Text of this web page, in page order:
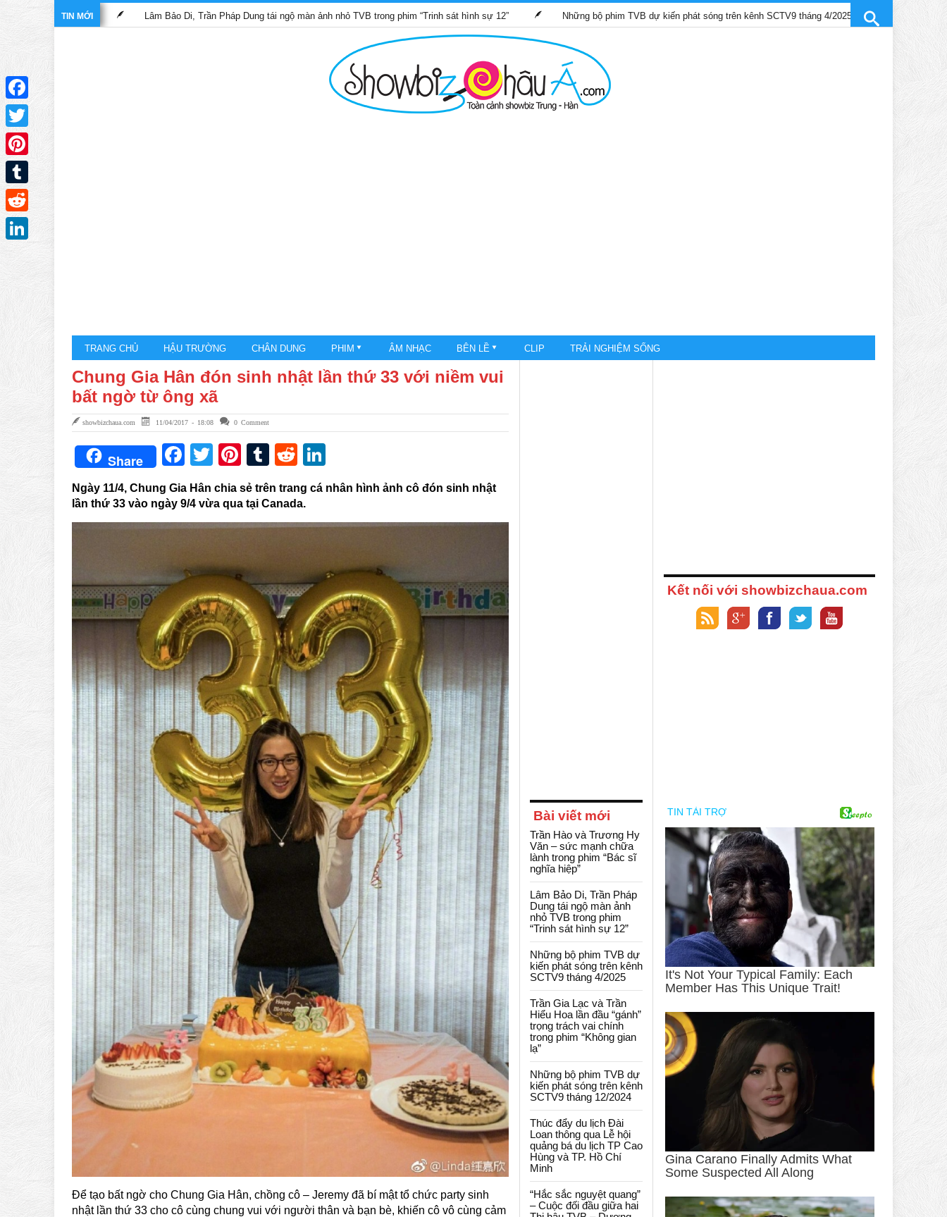
TIN MỚILâm Bảo Di, Trần Pháp Dung tái ngộ màn ảnh nhỏ TVB trong phim “Trinh sát hình sự 12” Những bộ phim TVB dự kiến phát sóng trên kênh SCTV9 tháng 4/2025 Trần Gia Lạc và Trần
TRANG CHỦ HẬU TRƯỜNG CHÂN DUNG PHIM ÂM NHẠC BÊN LỀ CLIP TRẢI NGHIỆM SỐNG
Chung Gia Hân đón sinh nhật lần thứ 33 với niềm vui
bất ngờ từ ông xã
showbizchaua.com 11/04/2017 - 18:08 0 Comment
Share Facebook
TwitterPinterest
TumblrReddit
Ngày 11/4, Chung Gia Hân chia sẻ trên trang cá nhân hình ảnh cô đón sinh nhật
lần thứ 33 vào ngày 9/4 vừa qua tại Canada.
Để tạo bất ngờ cho Chung Gia Hân, chồng cô – Jeremy đã bí mật tổ chức party sinh
nhật lần thứ 33 cho cô cùng chung vui với người thân và bạn bè, khiến cô vô cùng cảm
Bài viết mới
Trần Hào và Trương Hy
Văn – sức mạnh chữa
lành trong phim “Bác sĩ
nghĩa hiệp”
Lâm Bảo Di, Trần Pháp
Dung tái ngộ màn ảnh
nhỏ TVB trong phim
“Trinh sát hình sự 12”
Những bộ phim TVB dự
kiến phát sóng trên kênh
SCTV9 tháng 4/2025
Trần Gia Lạc và Trần
Hiểu Hoa lần đầu “gánh”
trọng trách vai chính
trong phim “Không gian
lạ”
Những bộ phim TVB dự
kiến phát sóng trên kênh
SCTV9 tháng 12/2024
Thúc đẩy du lịch Đài
Loan thông qua Lễ hội
quảng bá du lịch TP Cao
Hùng và TP. Hồ Chí
Minh
“Hắc sắc nguyệt quang”
– Cuộc đối đầu giữa hai
Kết nối với showbizchaua.com
Facebook
Twitter
Pinterest
Tumblr
Reddit